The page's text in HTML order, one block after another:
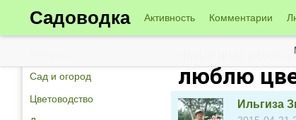
Садоводка Активность Комментарии
Сад и огород
Цветоводство
Новые темы в
люблю
Ильгиза